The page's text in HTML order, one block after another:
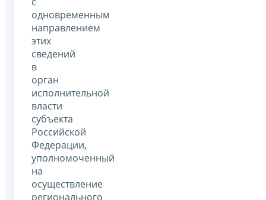
одновременным
направлением
этих
сведений
в
орган
исполнительной
власти
субъекта
Российской
Федерации,
уполномоченный
на
осуществление
регионального